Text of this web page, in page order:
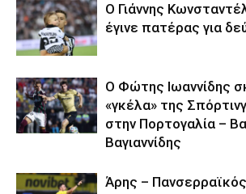
Ο Γιάννης
έγινε πατέρας για
Ο Φώτης Ιωαννίδης
«γκέλα» της
στην Πορτογαλία –
Βαγιαννίδης
Άρης –